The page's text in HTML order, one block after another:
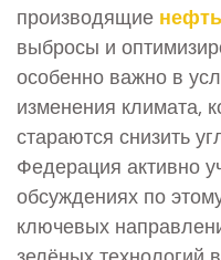
производящие
выбросы и
особенно важно в
изменения климата,
стараются снизить
Федерация активно
обсуждениях по
ключевых
зелёных технологий